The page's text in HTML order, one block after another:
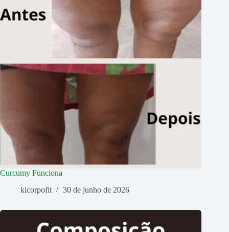
Curcumy Funciona
kicorpofit
30 de junho de 2026